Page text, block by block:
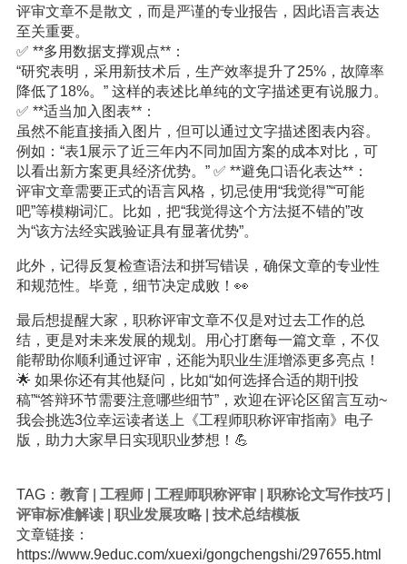
评审文章不是散文，而是严谨的专业报告，因此语言表达
至关重要。
✅ **多用数据支撑观点**：
“研究表明，采用新技术后，生产效率提升了25%，故障率
降低了18%。” 这样的表述比单纯的文字描述更有说服力。
✅ **适当加入图表**：
虽然不能直接插入图片，但可以通过文字描述图表内容。
例如：“表1展示了近三年内不同加固方案的成本对比，可
以看出新方案更具经济优势。” ✅ **避免口语化表达**：
评审文章需要正式的语言风格，切忌使用“我觉得”“可能
吧”等模糊词汇。比如，把“我觉得这个方法挺不错的”改
为“该方法经实践验证具有显著优势”。
此外，记得反复检查语法和拼写错误，确保文章的专业性
和规范性。毕竟，细节决定成败！👀
最后想提醒大家，职称评审文章不仅是对过去工作的总
结，更是对未来发展的规划。用心打磨每一篇文章，不仅
能帮助你顺利通过评审，还能为职业生涯增添更多亮点！
🌟 如果你还有其他疑问，比如“如何选择合适的期刊投
稿”“答辩环节需要注意哪些细节”，欢迎在评论区留言互动~
我会挑选3位幸运读者送上《工程师职称评审指南》电子
版，助力大家早日实现职业梦想！💪
TAG： 教育| 工程师| 工程师职称评审| 职称论文写作技巧|
评审标准解读| 职业发展攻略| 技术总结模板
文章链接：
https://www.9educ.com/xuexi/gongchengshi/297655.html